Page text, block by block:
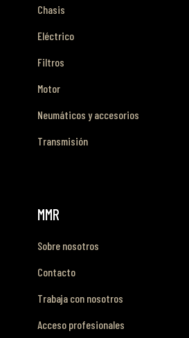
Chasis
Eléctrico
Filtros
Motor
Neumáticos y accesorios
Transmisión
MMR
Sobre nosotros
Contacto
Trabaja con nosotros
Acceso profesionales